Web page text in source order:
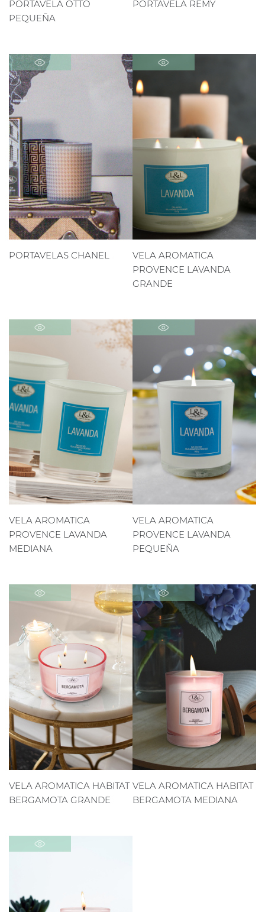
PORTAVELA OTTO
PEQUEÑA
PORTAVELA REMY
PORTAVELAS CHANEL
VELA AROMATICA
PROVENCE LAVANDA
GRANDE
VELA AROMATICA
PROVENCE LAVANDA
MEDIANA
VELA AROMATICA
PROVENCE LAVANDA
PEQUEÑA
VELA AROMATICA HABITAT
BERGAMOTA GRANDE
VELA AROMATICA HABITAT
BERGAMOTA MEDIANA